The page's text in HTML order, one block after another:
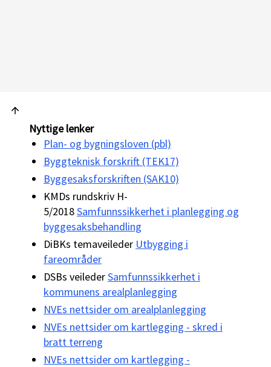
Nyttige lenker
Plan- og bygningsloven (pbl)
Byggteknisk forskrift (TEK17)
Byggesaksforskriften (SAK10)
KMDs rundskriv H-
5/2018Samfunnssikkerhet i planlegging og
byggesaksbehandling
DiBKs temaveileder Utbygging i
fareområder
DSBs veilederSamfunnssikkerhet i
kommunens arealplanlegging
NVEs nettsider om arealplanlegging
NVEs nettsider om kartlegging - skred i
bratt terreng
NVEs nettsider om kartlegging -